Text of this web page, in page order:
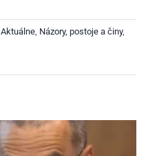
Aktuálne Názory, postoje a činy,